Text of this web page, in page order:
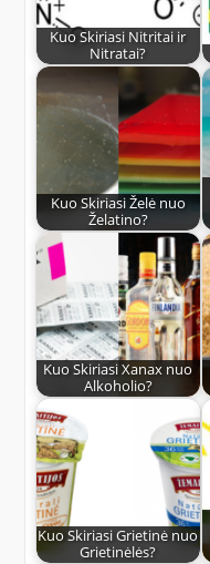
Kuo Skiriasi Nitritai ir
Nitratai?
Kuo Skiriasi Želė nuo
Želatino?
Kuo Skiriasi Xanax nuo
Alkoholio?
Kuo Skiriasi Grietinė nuo
Grietinėlės?